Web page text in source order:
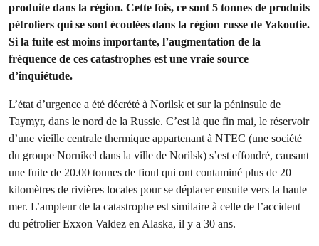
produite dans la région. Cette fois, ce sont 5 tonnes de produits
pétroliers qui se sont écoulées dans la région russe de Yakoutie.
Si la fuite est moins importante, l’augmentation de la
fréquence de ces catastrophes est une vraie source
d’inquiétude.
L’état d’urgence a été décrété à Norilsk et sur la péninsule de
Taymyr, dans le nord de la Russie. C’est là que fin mai, le réservoir
d’une vieille centrale thermique appartenant à NTEC (une société
du groupe Nornikel dans la ville de Norilsk) s’est effondré, causant
une fuite de 20.00 tonnes de fioul qui ont contaminé plus de 20
kilomètres de rivières locales pour se déplacer ensuite vers la haute
mer. L’ampleur de la catastrophe est similaire à celle de l’accident
du pétrolier Exxon Valdez en Alaska, il y a 30 ans.